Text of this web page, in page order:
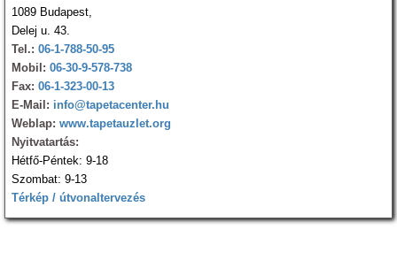
1089 Budapest,
Delej u. 43.
Tel.: 06-1-788-50-95
Mobil: 06-30-9-578-738
Fax: 06-1-323-00-13
E-Mail: info@tapetacenter.hu
Weblap: www.tapetauzlet.org
Nyitvatartás:
Hétfő-Péntek: 9-18
Szombat: 9-13
Térkép / útvonaltervezés